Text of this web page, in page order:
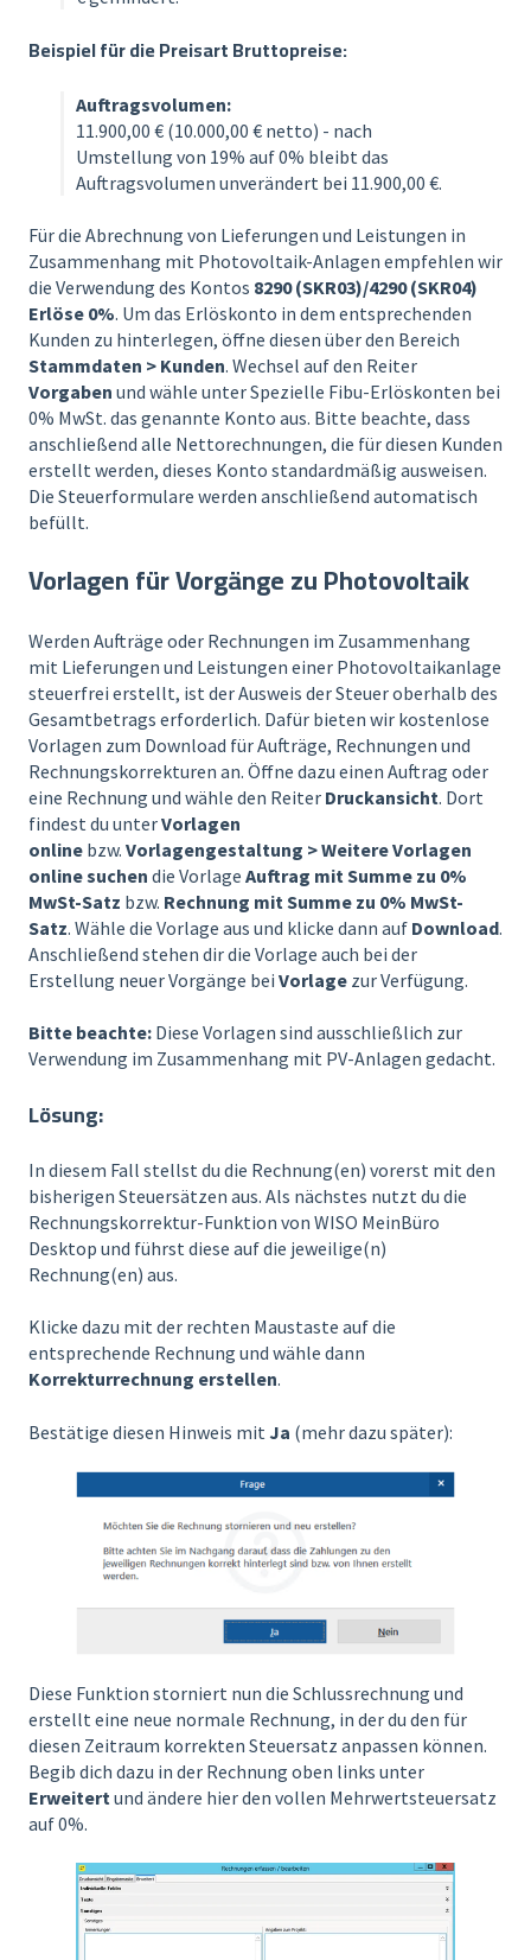
Beispiel für die Preisart Bruttopreise:
Auftragsvolumen:
11.900,00 € (10.000,00 € netto) - nach
Umstellung von 19% auf 0% bleibt das
Auftragsvolumen unverändert bei 11.900,00 €.
Für die Abrechnung von Lieferungen und Leistungen in
Zusammenhang mit Photovoltaik-Anlagen empfehlen wir
die Verwendung des Kontos 8290 (SKR03)/4290 (SKR04)
Erlöse 0%. Um das Erlöskonto in dem entsprechenden
Kunden zu hinterlegen, öffne diesen über den Bereich
Stammdaten > Kunden. Wechsel auf den Reiter
Vorgaben und wähle unter Spezielle Fibu-Erlöskonten bei
0% MwSt. das genannte Konto aus. Bitte beachte, dass
anschließend alle Nettorechnungen, die für diesen Kunden
erstellt werden, dieses Konto standardmäßig ausweisen.
Die Steuerformulare werden anschließend automatisch
befüllt.
Vorlagen für Vorgänge zu Photovoltaik
Werden Aufträge oder Rechnungen im Zusammenhang
mit Lieferungen und Leistungen einer Photovoltaikanlage
steuerfrei erstellt, ist der Ausweis der Steuer oberhalb des
Gesamtbetrags erforderlich. Dafür bieten wir kostenlose
Vorlagen zum Download für Aufträge, Rechnungen und
Rechnungskorrekturen an. Öffne dazu einen Auftrag oder
eine Rechnung und wähle den Reiter Druckansicht. Dort
findest du unterVorlagen
online bzw. Vorlagengestaltung > Weitere Vorlagen
online suchen die Vorlage Auftrag mit Summe zu 0%
MwSt-Satz bzw. Rechnung mit Summe zu 0% MwSt-
Satz. Wähle die Vorlage aus und klicke dann auf Download.
Anschließend stehen dir die Vorlage auch bei der
Erstellung neuer Vorgänge bei Vorlage zur Verfügung.
Bitte beachte: Diese Vorlagen sind ausschließlich zur
Verwendung im Zusammenhang mit PV-Anlagen gedacht.
Lösung:
In diesem Fall stellst du die Rechnung(en) vorerst mit den
bisherigen Steuersätzen aus. Als nächstes nutzt du die
Rechnungskorrektur-Funktion von WISO MeinBüro
Desktop und führst diese auf die jeweilige(n)
Rechnung(en) aus.
Klicke dazu mit der rechten Maustaste auf die
entsprechende Rechnung und wähle dann
Korrekturrechnung erstellen.
Bestätige diesen Hinweis mit Ja (mehr dazu später):
Diese Funktion storniert nun die Schlussrechnung und
erstellt eine neue normale Rechnung, in der du den für
diesen Zeitraum korrekten Steuersatz anpassen können.
Begib dich dazu in der Rechnung oben links unter
Erweitert und ändere hier den vollen Mehrwertsteuersatz
auf 0%.